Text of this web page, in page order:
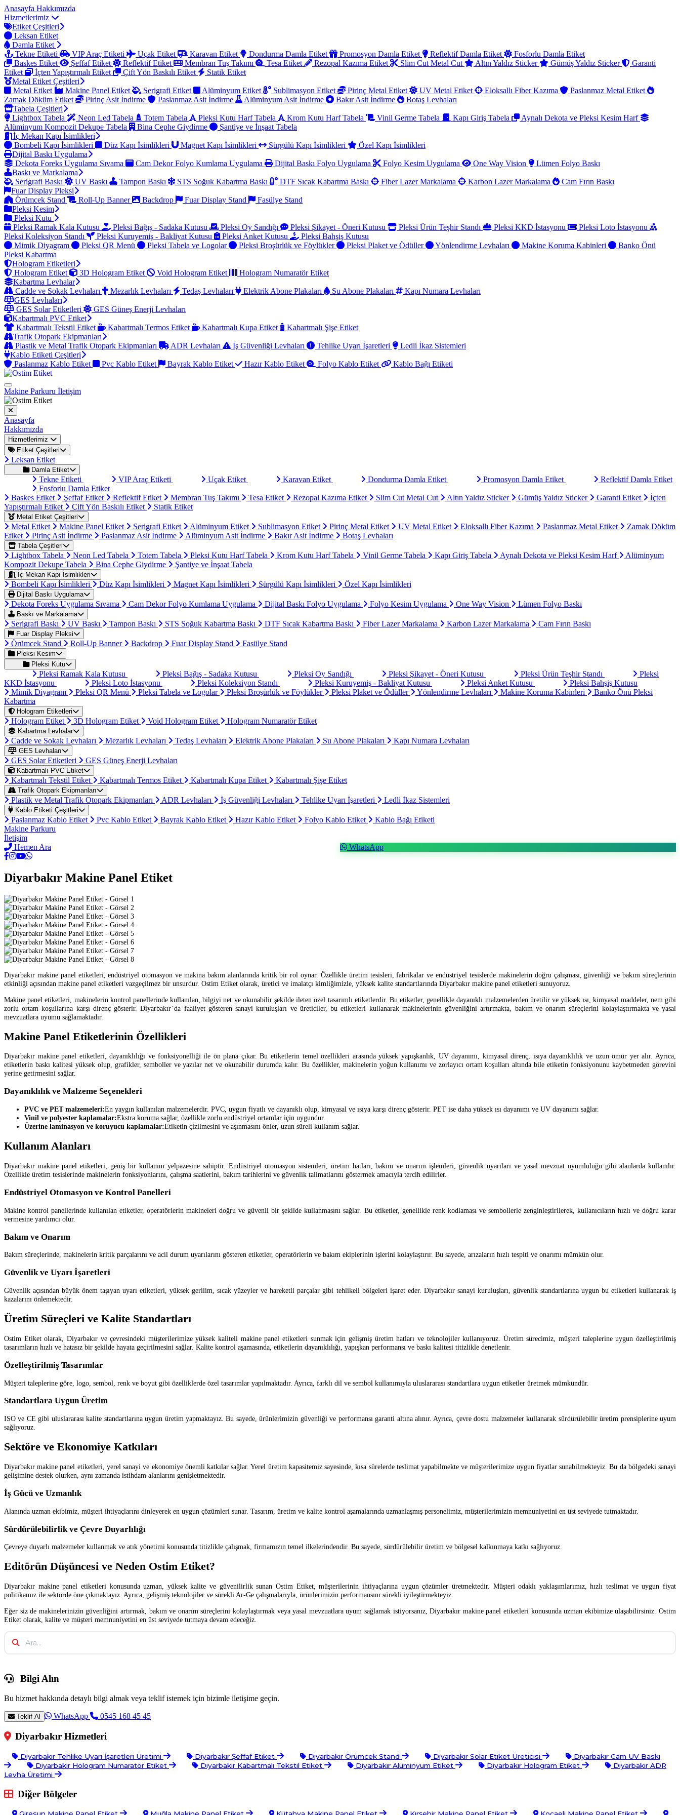
Anasayfa Hakkımızda
Hizmetlerimiz
Etiket Çeşitleri
Leksan Etiket
Damla Etiket
Tekne Etiketi
VIP Araç Etiketi Uçak Etiket Karavan Etiket Dondurma Damla Etiket Promosyon Damla Etiket Reflektif Damla Etiket
Fosforlu Damla Etiket
Baskes Etiket
Şeffaf Etiket Reflektif Etiket Membran Tuş Takımı Tesa Etiket Rezopal Kazıma Etiket Slim Cut Metal Cut Altın Yaldız Sticker Gümüş Yaldız Sticker
Garanti
Etiket
İçten Yapıştırmalı Etiket Çift Yön Baskılı Etiket
Statik Etiket
Metal Etiket Çeşitleri
Metal Etiket
Makine Panel Etiket Serigrafi Etiket Alüminyum Etiket Sublimasyon Etiket Pirinç Metal Etiket UV Metal Etiket Eloksallı Fiber Kazıma
Paslanmaz Metal Etiket
Zamak Döküm Etiket
Pirinç Asit İndirme Paslanmaz Asit İndirme Alüminyum Asit İndirme Bakır Asit İndirme
Botaş Levhaları
Tabela Çeşitleri
Lightbox Tabela
Neon Led Tabela Totem Tabela Pleksi Kutu Harf Tabela Krom Kutu Harf Tabela Vinil Germe Tabela Kapı Giriş Tabela
Aynalı Dekota ve Pleksi Kesim Harf
Alüminyum Kompozit Dekupe Tabela
Bina Cephe Giydirme
Şantiye ve İnşaat Tabela
İç Mekan Kapı İsimlikleri
Bombeli Kapı İsimlikleri
Düz Kapı İsimlikleri Magnet Kapı İsimlikleri Sürgülü Kapı İsimlikleri
Özel Kapı İsimlikleri
Dijital Baskı Uygulama
Dekota Foreks Uygulama Sıvama
Cam Dekor Folyo Kumlama Uygulama Dijital Baskı Folyo Uygulama Folyo Kesim Uygulama One Way Vision
Lümen Folyo Baskı
Baskı ve Markalama
Serigrafi Baskı
UV Baskı Tampon Baskı STS Soğuk Kabartma Baskı DTF Sıcak Kabartma Baskı Fiber Lazer Markalama Karbon Lazer Markalama
Cam Fırın Baskı
Fuar Display Pleksi
Örümcek Stand
Roll-Up Banner Backdrop Fuar Display Stand
Fasülye Stand
Pleksi Kesim
Pleksi Kutu
Pleksi Ramak Kala Kutusu
Pleksi Bağış - Sadaka Kutusu Pleksi Oy Sandığı Pleksi Şikayet - Öneri Kutusu Pleksi Ürün Teşhir Standı Pleksi KKD İstasyonu
Pleksi Loto İstasyonu
Pleksi Koleksiyon Standı
Pleksi Kuruyemiş - Bakliyat Kutusu Pleksi Anket Kutusu
Pleksi Bahşiş Kutusu
Mimik Diyagram
Pleksi QR Menü Pleksi Tabela ve Logolar Pleksi Broşürlük ve Föylükler Pleksi Plaket ve Ödüller Yönlendirme Levhaları Makine Koruma Kabinleri
Banko Önü
Pleksi Kabartma
Hologram Etiketleri
Hologram Etiket
3D Hologram Etiket Void Hologram Etiket
Hologram Numaratör Etiket
Kabartma Levhalar
Cadde ve Sokak Levhaları
Mezarlık Levhaları Tedaş Levhaları Elektrik Abone Plakaları Su Abone Plakaları
Kapı Numara Levhaları
GES Levhaları
GES Solar Etiketleri
GES Güneş Enerji Levhaları
Kabartmalı PVC Etiket
Kabartmalı Tekstil Etiket
Kabartmalı Termos Etiket Kabartmalı Kupa Etiket
Kabartmalı Şişe Etiket
Trafik Otopark Ekipmanları
Plastik ve Metal Trafik Otopark Ekipmanları
ADR Levhaları İş Güvenliği Levhaları Tehlike Uyarı İşaretleri
Ledli İkaz Sistemleri
Kablo Etiketi Çeşitleri
Paslanmaz Kablo Etiket
Pvc Kablo Etiket Bayrak Kablo Etiket Hazır Kablo Etiket Folyo Kablo Etiket Kablo Bağı Etiketi
Makine Parkuru İletişim
Anasayfa
Hakkımızda
Hizmetlerimiz
Etiket Çeşitleri
Leksan Etiket
Damla Etiket
Tekne Etiketi VIP Araç Etiketi Uçak Etiket Karavan Etiket Dondurma Damla Etiket Promosyon Damla Etiket
Reflektif Damla Etiket
Fosforlu Damla Etiket
Baskes Etiket
Şeffaf Etiket Reflektif Etiket Membran Tuş Takımı Tesa Etiket Rezopal Kazıma Etiket Slim Cut Metal Cut Altın Yaldız Sticker Gümüş Yaldız Sticker Garanti Etiket
İçten
Yapıştırmalı Etiket
Çift Yön Baskılı Etiket Statik Etiket
Metal Etiket Çeşitleri
Metal Etiket Makine Panel Etiket Serigrafi Etiket Alüminyum Etiket Sublimasyon Etiket Pirinç Metal Etiket UV Metal Etiket Eloksallı Fiber Kazıma Paslanmaz Metal Etiket
Zamak Döküm
Etiket
Pirinç Asit İndirme Paslanmaz Asit İndirme Alüminyum Asit İndirme Bakır Asit İndirme Botaş Levhaları
Tabela Çeşitleri
Lightbox Tabela Neon Led Tabela Totem Tabela Pleksi Kutu Harf Tabela Krom Kutu Harf Tabela Vinil Germe Tabela Kapı Giriş Tabela Aynalı Dekota ve Pleksi Kesim Harf
Alüminyum
Kompozit Dekupe Tabela
Bina Cephe Giydirme Şantiye ve İnşaat Tabela
İç Mekan Kapı İsimlikleri
Bombeli Kapı İsimlikleri Düz Kapı İsimlikleri Magnet Kapı İsimlikleri Sürgülü Kapı İsimlikleri Özel Kapı İsimlikleri
Dijital Baskı Uygulama
Dekota Foreks Uygulama Sıvama Cam Dekor Folyo Kumlama Uygulama Dijital Baskı Folyo Uygulama Folyo Kesim Uygulama One Way Vision Lümen Folyo Baskı
Baskı ve Markalama
Serigrafi Baskı UV Baskı Tampon Baskı STS Soğuk Kabartma Baskı DTF Sıcak Kabartma Baskı Fiber Lazer Markalama Karbon Lazer Markalama Cam Fırın Baskı
Fuar Display Pleksi
Örümcek Stand Roll-Up Banner Backdrop Fuar Display Stand Fasülye Stand
Pleksi Kesim
Pleksi Kutu
Pleksi Ramak Kala Kutusu Pleksi Bağış - Sadaka Kutusu Pleksi Oy Sandığı Pleksi Şikayet - Öneri Kutusu Pleksi Ürün Teşhir Standı
Pleksi
KKD İstasyonu
Pleksi Loto İstasyonu Pleksi Koleksiyon Standı Pleksi Kuruyemiş - Bakliyat Kutusu Pleksi Anket Kutusu
Pleksi Bahşiş Kutusu
Mimik Diyagram
Pleksi QR Menü Pleksi Tabela ve Logolar Pleksi Broşürlük ve Föylükler Pleksi Plaket ve Ödüller Yönlendirme Levhaları Makine Koruma Kabinleri
Banko Önü Pleksi
Kabartma
Hologram Etiketleri
Hologram Etiket 3D Hologram Etiket Void Hologram Etiket Hologram Numaratör Etiket
Kabartma Levhalar
Cadde ve Sokak Levhaları Mezarlık Levhaları Tedaş Levhaları Elektrik Abone Plakaları Su Abone Plakaları Kapı Numara Levhaları
GES Levhaları
GES Solar Etiketleri GES Güneş Enerji Levhaları
Kabartmalı PVC Etiket
Kabartmalı Tekstil Etiket Kabartmalı Termos Etiket Kabartmalı Kupa Etiket Kabartmalı Şişe Etiket
Trafik Otopark Ekipmanları
Plastik ve Metal Trafik Otopark Ekipmanları ADR Levhaları İş Güvenliği Levhaları Tehlike Uyarı İşaretleri Ledli İkaz Sistemleri
Kablo Etiketi Çeşitleri
Paslanmaz Kablo Etiket Pvc Kablo Etiket Bayrak Kablo Etiket Hazır Kablo Etiket Folyo Kablo Etiket
Kablo Bağı Etiketi
Makine Parkuru
İletişim
Hemen Ara
WhatsApp
Diyarbakır Makine Panel Etiket
Diyarbakır makine panel etiketleri, endüstriyel otomasyon ve makina bakım alanlarında kritik bir rol oynar. Özellikle üretim tesisleri, fabrikalar ve endüstriyel tesislerde makinelerin doğru çalışması, güvenliği ve bakım süreçlerinin
etkinliği açısından makine panel etiketleri vazgeçilmez bir unsurdur. Ostim Etiket olarak, üretici ve imalatçı kimliğimizle, yüksek kalite standartlarında Diyarbakır makine panel etiketleri sunuyoruz.
Makine panel etiketleri, makinelerin kontrol panellerinde kullanılan, bilgiyi net ve okunabilir şekilde ileten özel tasarımlı etiketlerdir. Bu etiketler, genellikle dayanıklı malzemelerden üretilir ve yüksek ısı, kimyasal maddeler, nem gibi
zorlu ortam koşullarına karşı direnç gösterir. Diyarbakır’da faaliyet gösteren sanayi kuruluşları ve üreticiler, bu etiketleri kullanarak makinelerinin güvenliğini artırmakta, bakım ve onarım süreçlerini kolaylaştırmakta ve yasal
mevzuatlara uyumu sağlamaktadır.
Makine Panel Etiketlerinin Özellikleri
Diyarbakır makine panel etiketleri, dayanıklılığı ve fonksiyonelliği ile ön plana çıkar. Bu etiketlerin temel özellikleri arasında yüksek yapışkanlık, UV dayanımı, kimyasal direnç, ısıya dayanıklılık ve uzun ömür yer alır. Ayrıca,
etiketlerin baskı kalitesi yüksek olup, grafikler, semboller ve yazılar net ve okunabilir durumda kalır. Bu özellikler, makinelerin yoğun kullanımı ve zorlayıcı ortam koşulları altında bile etiketin fonksiyonunu kaybetmeden görevini
yerine getirmesini sağlar.
Dayanıklılık ve Malzeme Seçenekleri
PVC ve PET malzemeleri:En yaygın kullanılan malzemelerdir. PVC, uygun fiyatlı ve dayanıklı olup, kimyasal ve ısıya karşı direnç gösterir. PET ise daha yüksek ısı dayanımı ve UV dayanımı sağlar.
Vinil ve polyester kaplamalar:Ekstra koruma sağlar, özellikle zorlu endüstriyel ortamlar için uygundur.
Üzerine laminasyon ve koruyucu kaplamalar:Etiketin çizilmesini ve aşınmasını önler, uzun süreli kullanım sağlar.
Kullanım Alanları
Diyarbakır makine panel etiketleri, geniş bir kullanım yelpazesine sahiptir. Endüstriyel otomasyon sistemleri, üretim hatları, bakım ve onarım işlemleri, güvenlik uyarıları ve yasal mevzuat uyumluluğu gibi alanlarda kullanılır.
Özellikle üretim tesislerinde makinelerin fonksiyonlarını, çalışma saatlerini, bakım tarihlerini ve güvenlik talimatlarını göstermek amacıyla tercih edilirler.
Endüstriyel Otomasyon ve Kontrol Panelleri
Makine kontrol panellerinde kullanılan etiketler, operatörlerin makineleri doğru ve güvenli bir şekilde kullanmasını sağlar. Bu etiketler, genellikle renk kodlaması ve sembollerle zenginleştirilerek, kullanıcıların hızlı ve doğru karar
vermesine yardımcı olur.
Bakım ve Onarım
Bakım süreçlerinde, makinelerin kritik parçalarını ve acil durum uyarılarını gösteren etiketler, operatörlerin ve bakım ekiplerinin işlerini kolaylaştırır. Bu sayede, arızaların hızlı tespiti ve onarımı mümkün olur.
Güvenlik ve Uyarı İşaretleri
Güvenlik açısından büyük önem taşıyan uyarı etiketleri, yüksek gerilim, sıcak yüzeyler ve hareketli parçalar gibi tehlikeli bölgeleri işaret eder. Diyarbakır sanayi kuruluşları, güvenlik standartlarına uygun bu etiketleri kullanarak iş
kazalarını önlemektedir.
Üretim Süreçleri ve Kalite Standartları
Ostim Etiket olarak, Diyarbakır ve çevresindeki müşterilerimize yüksek kaliteli makine panel etiketleri sunmak için gelişmiş üretim hatları ve teknolojiler kullanıyoruz. Üretim sürecimiz, müşteri taleplerine uygun özelleştirilmiş
tasarımların hızlı ve hatasız bir şekilde hayata geçirilmesini sağlar. Kalite kontrol aşamasında, etiketlerin dayanıklılığı, yapışkan performansı ve baskı kalitesi titizlikle denetlenir.
Özelleştirilmiş Tasarımlar
Müşteri taleplerine göre, logo, sembol, renk ve boyut gibi özelliklerde özel tasarımlar yapılmaktadır. Ayrıca, farklı dil ve sembol kullanımıyla uluslararası standartlara uygun etiketler üretmek mümkündür.
Standartlara Uygun Üretim
ISO ve CE gibi uluslararası kalite standartlarına uygun üretim yapmaktayız. Bu sayede, ürünlerimizin güvenliği ve performansı garanti altına alınır. Ayrıca, çevre dostu malzemeler kullanarak sürdürülebilir üretim prensiplerine uyum
sağlıyoruz.
Sektöre ve Ekonomiye Katkıları
Diyarbakır makine panel etiketleri, yerel sanayi ve ekonomiye önemli katkılar sağlar. Yerel üretim kapasitemiz sayesinde, kısa sürelerde teslimat yapabilmekte ve müşterilerimize uygun fiyatlar sunabilmekteyiz. Bu da bölgedeki sanayi
gelişimine destek olurken, aynı zamanda istihdam alanlarını genişletmektedir.
İş Gücü ve Uzmanlık
Alanında uzman ekibimiz, müşteri ihtiyaçlarını dinleyerek en uygun çözümleri sunar. Tasarım, üretim ve kalite kontrol aşamalarında uzmanlaşmış personelimiz, müşterilerimizin memnuniyetini en üst seviyede tutmaktadır.
Sürdürülebilirlik ve Çevre Duyarlılığı
Çevreye duyarlı malzemeler kullanmak ve atık yönetimi konusunda titizlikle çalışmak, firmamızın temel ilkelerindendir. Bu sayede, sürdürülebilir üretim ve bölgesel kalkınmaya katkı sağlıyoruz.
Editörün Düşüncesi ve Neden Ostim Etiket?
Diyarbakır makine panel etiketleri konusunda uzman, yüksek kalite ve güvenilirlik sunan Ostim Etiket, müşterilerinin ihtiyaçlarına uygun çözümler üretmektedir. Müşteri odaklı yaklaşımlarımız, hızlı teslimat ve uygun fiyat
politikamız ile sektörde öne çıkmaktayız. Ayrıca, gelişmiş teknolojiler ve sürekli Ar-Ge çalışmalarıyla, ürünlerimizin performansını sürekli iyileştirmekteyiz.
Eğer siz de makinelerinizin güvenliğini artırmak, bakım ve onarım süreçlerini kolaylaştırmak veya yasal mevzuatlara uyum sağlamak istiyorsanız, Diyarbakır makine panel etiketleri konusunda uzman ekibimize ulaşabilirsiniz. Ostim
Etiket olarak, kalite ve müşteri memnuniyetini en üst seviyede tutmaya devam edeceğiz.
Bilgi Alın
Bu hizmet hakkında detaylı bilgi almak veya teklif istemek için bizimle iletişime geçin.
Teklif Al WhatsApp 0545 168 45 45
Diyarbakır Hizmetleri
Diyarbakır Tehlike Uyarı İşaretleri Üretimi Diyarbakır Şeffaf Etiket Diyarbakır Örümcek Stand Diyarbakır Solar Etiket Üreticisi
Diyarbakır Cam UV Baskı
Diyarbakır Hologram Numaratör Etiket
Diyarbakır Kabartmalı Tekstil Etiket Diyarbakır Alüminyum Etiket Diyarbakır Hologram Etiket
Diyarbakır ADR
Levha Üretimi
Diğer Bölgeler